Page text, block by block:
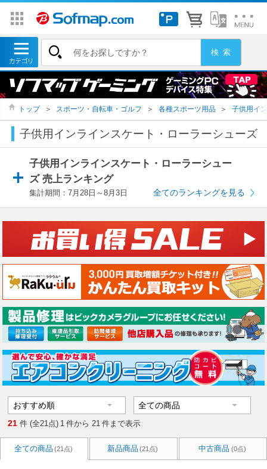
トップ ＞ スポーツ・自転車・ゴルフ ＞ 各種スポーツ用品 ＞ 子供用イ
子供用インラインスケート・ローラーシューズ
子供用インラインスケート・ローラーシュー
ズ 売上ランキング
集計期間：7月28日～8月3日 全てのランキングを見る
21 件 (全21点) 1 件から 21 件まで表示
全ての商品 (21点) 新品商品 (21点) 中古商品 (0点)